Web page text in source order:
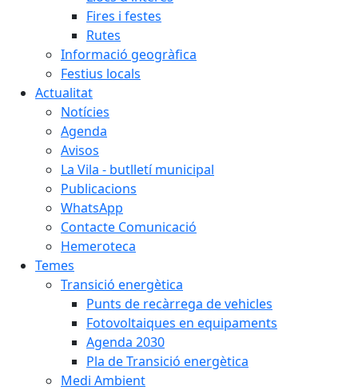
Fires i festes
Rutes
Informació geogràfica
Festius locals
Actualitat
Notícies
Agenda
Avisos
La Vila - butlletí municipal
Publicacions
WhatsApp
Contacte Comunicació
Hemeroteca
Temes
Transició energètica
Punts de recàrrega de vehicles
Fotovoltaiques en equipaments
Agenda 2030
Pla de Transició energètica
Medi Ambient